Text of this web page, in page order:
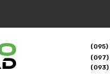
(095)
(097)
(093)